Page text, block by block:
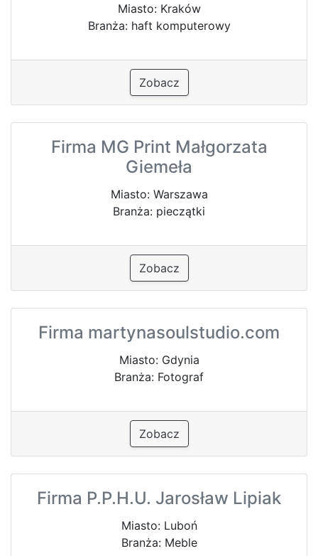
Miasto: Kraków
Branża: haft komputerowy
Zobacz
Firma MG Print Małgorzata
Giemeła
Miasto: Warszawa
Branża: pieczątki
Zobacz
Firma martynasoulstudio.com
Miasto: Gdynia
Branża: Fotograf
Zobacz
Firma P.P.H.U. Jarosław Lipiak
Miasto: Luboń
Branża: Meble